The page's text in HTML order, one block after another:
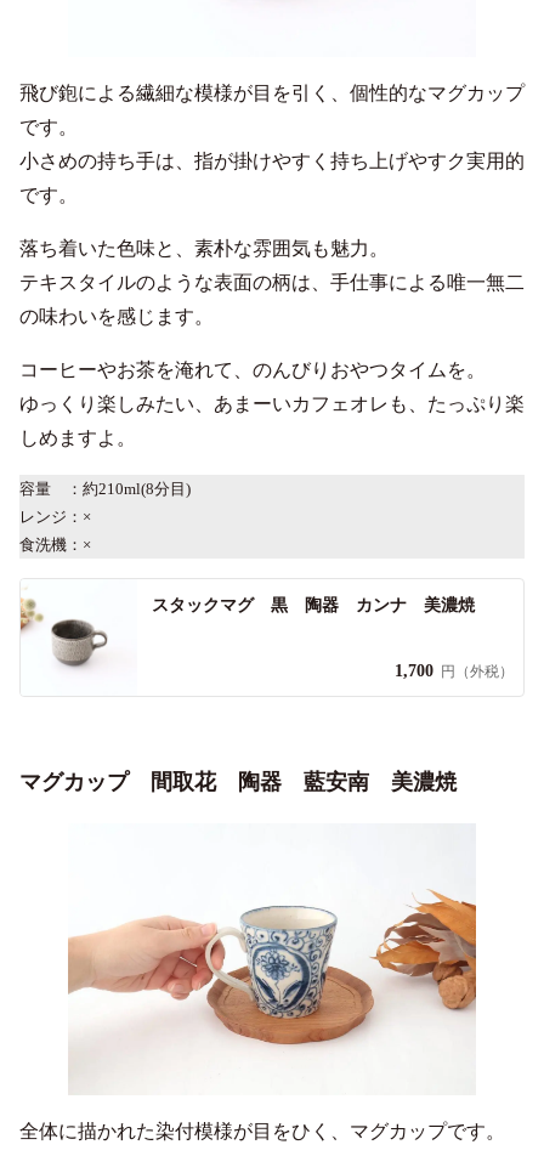
飛び鉋による繊細な模様が目を引く、個性的なマグカップ
です。
小さめの持ち手は、指が掛けやすく持ち上げやすク実用的
です。
落ち着いた色味と、素朴な雰囲気も魅力。
テキスタイルのような表面の柄は、手仕事による唯一無二
の味わいを感じます。
コーヒーやお茶を淹れて、のんびりおやつタイムを。
ゆっくり楽しみたい、あまーいカフェオレも、たっぷり楽
しめますよ。
容量 ：約210ml(8分目)
レンジ：×
食洗機：×
スタックマグ 黒 陶器 カンナ 美濃焼
1,700 円（外税）
マグカップ 間取花 陶器 藍安南 美濃焼
全体に描かれた染付模様が目をひく、マグカップです。